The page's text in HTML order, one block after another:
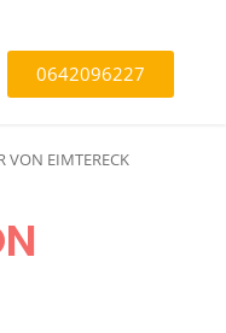
0642096227
VON EIMTERECK